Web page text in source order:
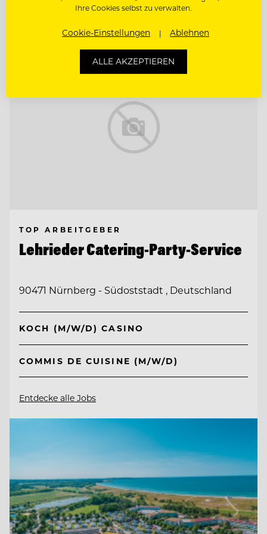
TOP ARBEITGEBER
Lehrieder Catering-Party-Service
90471 Nürnberg - Südoststadt , Deutschland
KOCH (M/W/D) CASINO
COMMIS DE CUISINE (M/W/D)
Entdecke alle Jobs
Ihre Cookies selbst zu verwalten.
Cookie-Einstellungen Ablehnen
ALLE AKZEPTIEREN